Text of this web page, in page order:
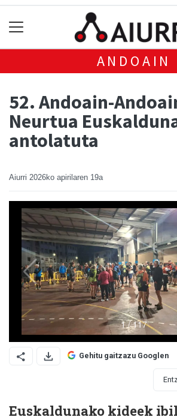
ANDOAIN
52. Andoain-
Neurtua
antolatuta
Aiurri 2026ko apirilaren 19a
Gehitu gaitzazu Googlen
Euskaldunako kideek